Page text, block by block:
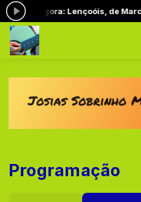
agora: Lençoóis, de
Programação